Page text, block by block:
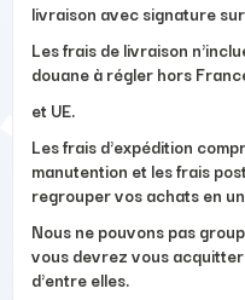
livraison avec signature
Les frais de livraison
douane à régler hors
et UE.
Les frais d'expédition
manutention et les frais
regrouper vos achats en
Nous ne pouvons pas
vous devrez vous
d'entre elles.